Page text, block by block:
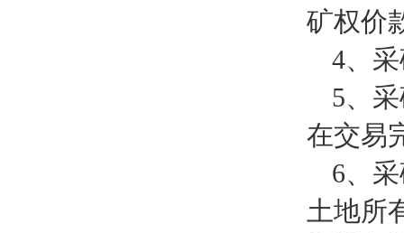
矿权价
4、
5、
在交易
6、
土地所